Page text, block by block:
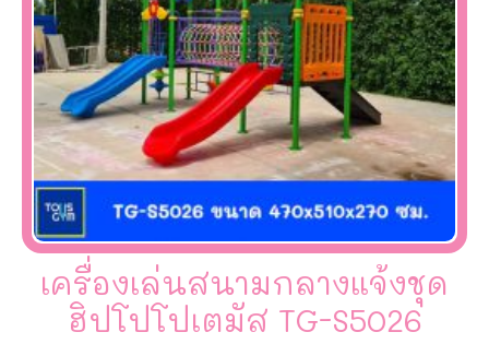
เครื่องเล่นสนามกลางแจ้งชุด
ฮิปโปโปเตมัส TG-S5026